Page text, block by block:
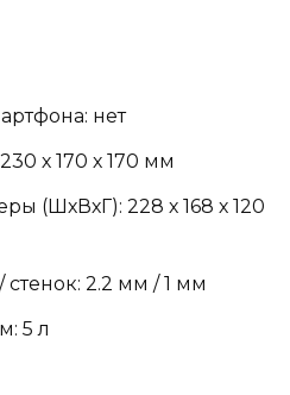
нет
х 170 х 170 мм
(ШхВхГ): 228 х 168 х 120
2.2 мм / 1 мм
5 л